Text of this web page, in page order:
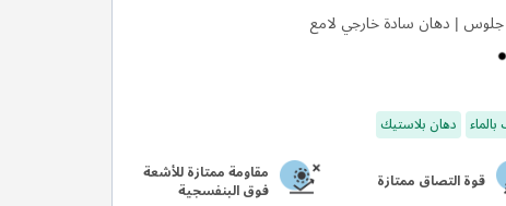
جلوس | دهان سادة خارجي لامع
دهان بلاستيك
قوة التصاق ممتازة مقاومة ممتازة للأشعة
فوق البنفسجية